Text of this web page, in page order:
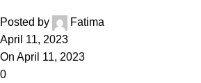
Posted by
Fatima
April 11, 2023
On April 11, 2023
0